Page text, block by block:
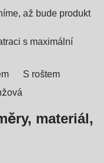
až bude produkt
s maximální
S roštem
materiál,